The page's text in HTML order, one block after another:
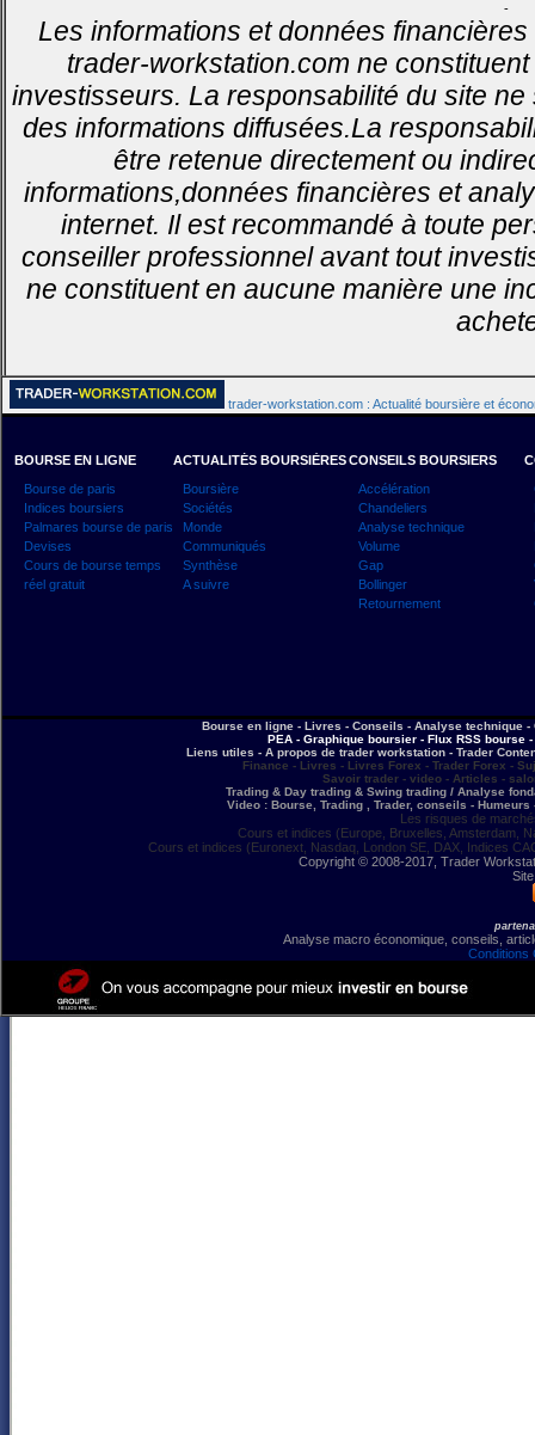
-
Les informations et données
trader-workstation.com ne
investisseurs. La responsabilité du site
des informations diffusées.La
être retenue directement ou
informations,données financières et
internet. Il est recommandé à toute
conseiller professionnel avant tout
ne constituent en aucune manière une
trader-workstation.com : Actualité boursière et
BOURSE EN LIGNE
Bourse de paris
Indices boursiers
Palmares bourse de paris
Devises
Cours de bourse temps
réel gratuit
ACTUALITÉS BOURSIÈRES
Boursière
Sociétés
Monde
Communiqués
Synthèse
A suivre
CONSEILS BOURSIERS
Accélération
Chandeliers
Analyse technique
Volume
Gap
Bollinger
Retournement
Bourse en ligne - Livres - Conseils - Analyse technique
PEA - Graphique boursier - Flux RSS bourse
Liens utiles - A propos de trader workstation - Trader
Finance - Livres - Livres Forex - Trader Forex -
Savoir trader - video - Articles -
Trading & Day trading & Swing trading / Analyse
Video : Bourse, Trading , Trader, conseils -
Les risques de
Cours et indices (Europe, Bruxelles, Amsterdam,
Cours et indices (Euronext, Nasdaq, London SE, DAX, Indices
Copyright © 2008-2017, Trader
Analyse macro économique, conseils,
Conditions